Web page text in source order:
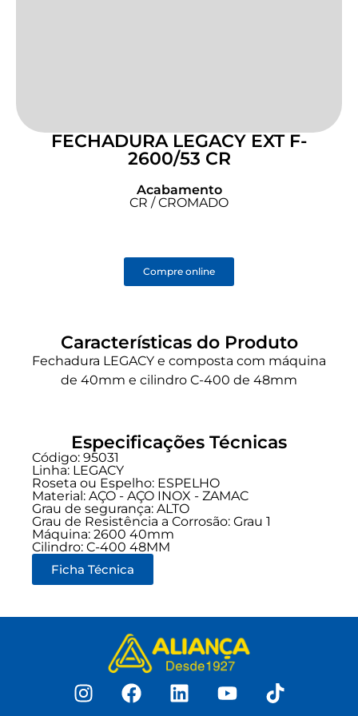
FECHADURA LEGACY EXT F-
2600/53 CR
Acabamento
CR / CROMADO
Compre online
Características do Produto
Fechadura LEGACY e composta com máquina
de 40mm e cilindro C-400 de 48mm
Especificações Técnicas
Código: 95031
Linha: LEGACY
Roseta ou Espelho: ESPELHO
Material: AÇO - AÇO INOX - ZAMAC
Grau de segurança: ALTO
Grau de Resistência a Corrosão: Grau 1
Máquina: 2600 40mm
Cilindro: C-400 48MM
Ficha Técnica